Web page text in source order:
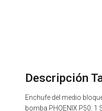
Descripción
Enchufe del medio
bomba PHOENIX P50: 1